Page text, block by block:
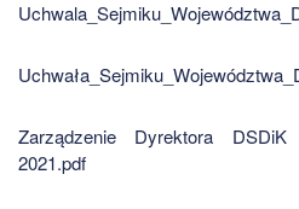
Zarządzenie Dyrektora DSDiK
2021.pdf